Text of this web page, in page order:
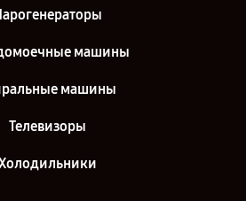
машины
машины
Телевизоры